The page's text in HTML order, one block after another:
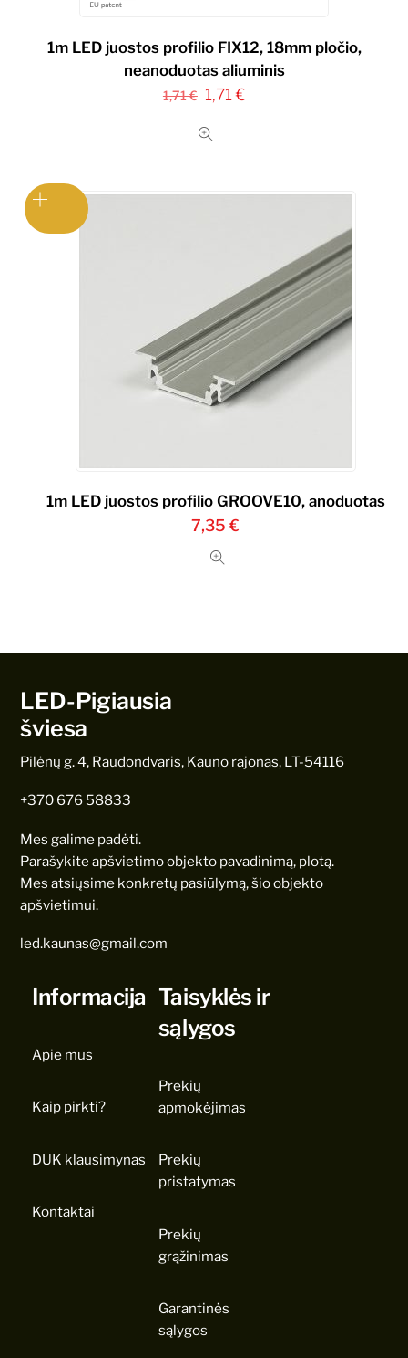
1m LED juostos profilio FIX12, 18mm pločio,
neanoduotas aliuminis
1,71€ Original
was:
1,71€Current
1m LED juostos profilio GROOVE10, anoduotas
7,35€
LED-Pigiausia
šviesa
Pilėnų g. 4, Raudondvaris, Kauno rajonas, LT-54116
+370 676 58833
Mes galime padėti.
Parašykite apšvietimo objekto pavadinimą, plotą.
Mes atsiųsime konkretų pasiūlymą, šio objekto
apšvietimui.
led.kaunas@gmail.com
Informacija
Apie mus
Kaip pirkti?
DUK klausimynas
Kontaktai
Taisyklės ir
sąlygos
Prekių
apmokėjimas
Prekių
pristatymas
Prekių
grąžinimas
Garantinės
sąlygos